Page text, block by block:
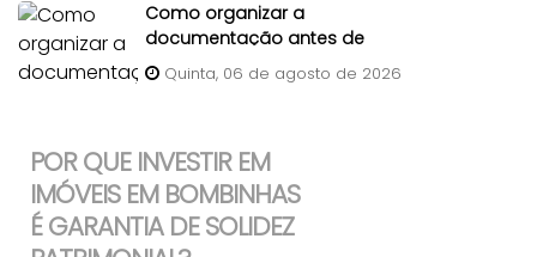
Como organizar a
documentação antes de
anunciar uma casa para venda
em Bombinhas?
Quinta, 06 de agosto de 2026
POR QUE INVESTIR EM
IMÓVEIS EM BOMBINHAS
É GARANTIA DE SOLIDEZ